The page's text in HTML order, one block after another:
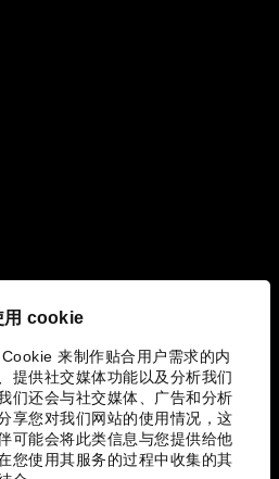
用 cookie
来制作贴合用户需求的内
提供社交媒体功能以及分析我们
们还会与社交媒体、广告和分析
享您对我们网站的使用情况，这
可能会将此类信息与您提供给他
您使用其服务的过程中收集的其